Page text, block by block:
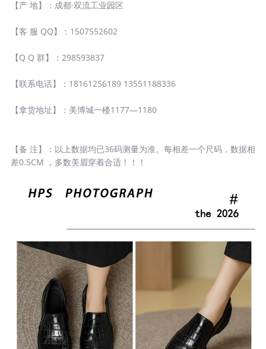
【产 地】：成都·双流工业园区
【客 服 QQ】：1507552602
【Q Q 群】：298593837
【联系电话】：18161256189 13551188336
【拿货地址】：美博城一楼1177—1180
【备 注】：以上数据均已36码测量为准。每相差一个尺码，数据相
差0.5CM ，多数美眉穿着合适！！！